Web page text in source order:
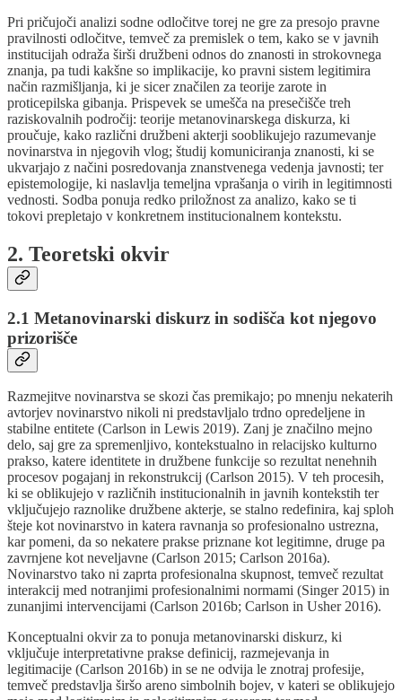
Pri pričujoči analizi sodne odločitve torej ne gre za presojo pravne
pravilnosti odločitve, temveč za premislek o tem, kako se v javnih
institucijah odraža širši družbeni odnos do znanosti in strokovnega
znanja, pa tudi kakšne so implikacije, ko pravni sistem legitimira
način razmišljanja, ki je sicer značilen za teorije zarote in
proticepilska gibanja. Prispevek se umešča na presečišče treh
raziskovalnih področij: teorije metanovinarskega diskurza, ki
proučuje, kako različni družbeni akterji sooblikujejo razumevanje
novinarstva in njegovih vlog; študij komuniciranja znanosti, ki se
ukvarjajo z načini posredovanja znanstvenega vedenja javnosti; ter
epistemologije, ki naslavlja temeljna vprašanja o virih in legitimnosti
vednosti. Sodba ponuja redko priložnost za analizo, kako se ti
tokovi prepletajo v konkretnem institucionalnem kontekstu.
2. Teoretski okvir
2.1 Metanovinarski diskurz in sodišča kot njegovo
prizorišče
Razmejitve novinarstva se skozi čas premikajo; po mnenju nekaterih
avtorjev novinarstvo nikoli ni predstavljalo trdno opredeljene in
stabilne entitete (Carlson in Lewis 2019). Zanj je značilno mejno
delo, saj gre za spremenljivo, kontekstualno in relacijsko kulturno
prakso, katere identitete in družbene funkcije so rezultat nenehnih
procesov pogajanj in rekonstrukcij (Carlson 2015). V teh procesih,
ki se oblikujejo v različnih institucionalnih in javnih kontekstih ter
vključujejo raznolike družbene akterje, se stalno redefinira, kaj sploh
šteje kot novinarstvo in katera ravnanja so profesionalno ustrezna,
kar pomeni, da so nekatere prakse priznane kot legitimne, druge pa
zavrnjene kot neveljavne (Carlson 2015; Carlson 2016a).
Novinarstvo tako ni zaprta profesionalna skupnost, temveč rezultat
interakcij med notranjimi profesionalnimi normami (Singer 2015) in
zunanjimi intervencijami (Carlson 2016b; Carlson in Usher 2016).
Konceptualni okvir za to ponuja metanovinarski diskurz, ki
vključuje interpretativne prakse definicij, razmejevanja in
legitimacije (Carlson 2016b) in se ne odvija le znotraj profesije,
temveč predstavlja širšo areno simbolnih bojev, v kateri se oblikujejo